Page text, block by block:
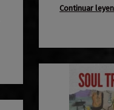
Continuar